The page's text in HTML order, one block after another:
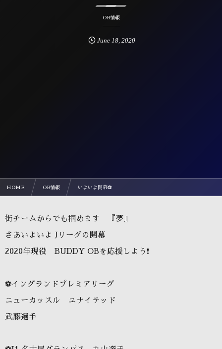
OB情報
June 18 ,2020
HOME OB情報 いよいよ開幕⚽
街チームからでも掴めます 『夢』
さあいよいよ Jリーグの開幕
2020年現役 BUDDY OBを応援しよう❗
⚽イングランドプレミアリーグ
ニューカッスル ユナイテッド
武藤選手